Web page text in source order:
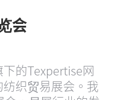
会
的Texpertise网
织贸易展会。我